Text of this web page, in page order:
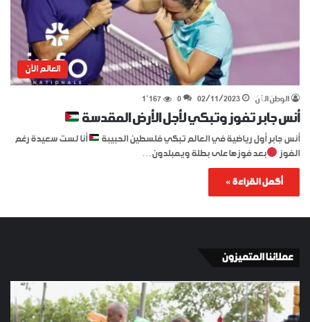
العالم الآن
الوطن الٱن 02/11/2023
0 1٬167
أنس جابر تفوز وتبكي لأجل الأرض المقدسة
أنس جابر أول رياضية في العالم تبكي فلسطين الحبيبة
أنا لست سعيدة رغم
الفوز
بعد فوزها على بطلة ويمبلدون…
أكمل القراءة »
عملائنا المتميزون
الإسبان
في
برشلونة